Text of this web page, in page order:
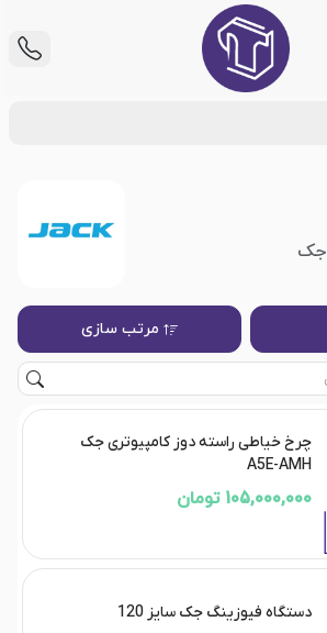
جک
مرتب سازی
چرخ خیاطی راسته دوز کامپیوتری جک
A5E-AMH
105,000,000 تومان
دستگاه فیوزینگ جک سایز 120